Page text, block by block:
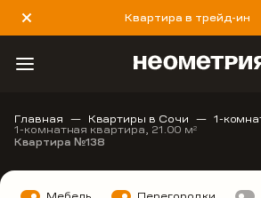
Квартира в трейд-ин
8 800 777 40 93
Главная Квартиры в Сочи 1-
1-комнатная квартира, 21.00 м2
Квартира №138